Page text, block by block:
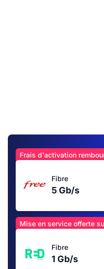
Frais d'activation
Fibre
5 Gb/s
Mise en service offerte
Fibre
1 Gb/s